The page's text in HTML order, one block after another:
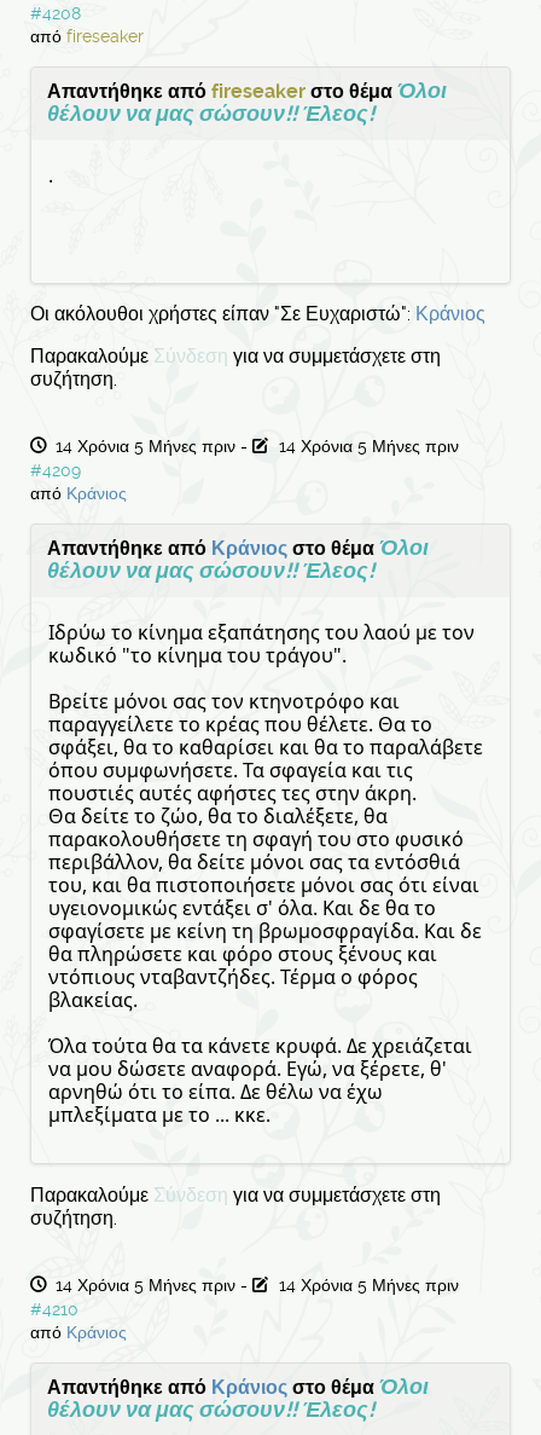
#4208
από fireseaker
Απαντήθηκε από fireseaker στο θέμα Όλοι
θέλουν να μας σώσουν!! Έλεος!
.
Οι ακόλουθοι χρήστες είπαν "Σε Ευχαριστώ": Κράνιος
Παρακαλούμε Σύνδεση για να συμμετάσχετε στη
συζήτηση.
14 Χρόνια 5 Μήνες πριν -
14 Χρόνια 5 Μήνες πριν
#4209
από Κράνιος
Απαντήθηκε από Κράνιος στο θέμα Όλοι
θέλουν να μας σώσουν!! Έλεος!
Ιδρύω το κίνημα εξαπάτησης του λαού με τον
κωδικό "το κίνημα του τράγου".
Βρείτε μόνοι σας τον κτηνοτρόφο και
παραγγείλετε το κρέας που θέλετε. Θα το
σφάξει, θα το καθαρίσει και θα το παραλάβετε
όπου συμφωνήσετε. Τα σφαγεία και τις
πουστιές αυτές αφήστες τες στην άκρη.
Θα δείτε το ζώο, θα το διαλέξετε, θα
παρακολουθήσετε τη σφαγή του στο φυσικό
περιβάλλον, θα δείτε μόνοι σας τα εντόσθιά
του, και θα πιστοποιήσετε μόνοι σας ότι είναι
υγειονομικώς εντάξει σ' όλα. Και δε θα το
σφαγίσετε με κείνη τη βρωμοσφραγίδα. Και δε
θα πληρώσετε και φόρο στους ξένους και
ντόπιους νταβαντζήδες. Τέρμα ο φόρος
βλακείας.
Όλα τούτα θα τα κάνετε κρυφά. Δε χρειάζεται
να μου δώσετε αναφορά. Εγώ, να ξέρετε, θ'
αρνηθώ ότι το είπα. Δε θέλω να έχω
μπλεξίματα με το ... κκε.
Παρακαλούμε Σύνδεση για να συμμετάσχετε στη
συζήτηση.
14 Χρόνια 5 Μήνες πριν -
14 Χρόνια 5 Μήνες πριν
#4210
από Κράνιος
Απαντήθηκε από Κράνιος στο θέμα Όλοι
θέλουν να μας σώσουν!! Έλεος!